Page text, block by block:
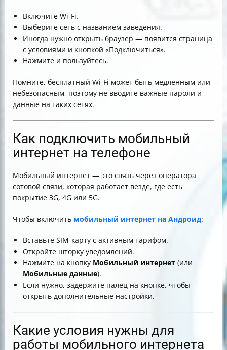
Включите Wi-Fi.
Выберите сеть с названием заведения.
Иногда нужно открыть браузер — появится страница
с условиями и кнопкой «Подключиться».
Нажмите и пользуйтесь.
Помните, бесплатный Wi-Fi может быть медленным или
небезопасным, поэтому не вводите важные пароли и
данные на таких сетях.
Как подключить мобильный
интернет на телефоне
Мобильный интернет — это связь через оператора
сотовой связи, которая работает везде, где есть
покрытие 3G, 4G или 5G.
Чтобы включить мобильный интернет на Андроид:
Вставьте SIM-карту с активным тарифом.
Откройте шторку уведомлений.
Нажмите на кнопку Мобильный интернет (или
Мобильные данные).
Если нужно, задержите палец на кнопке, чтобы
открыть дополнительные настройки.
Какие условия нужны для
работы мобильного интернета